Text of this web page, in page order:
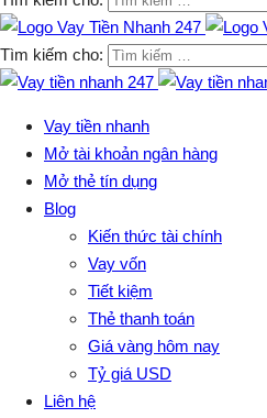
Tìm kiếm cho:
Vay tiền nhanh
Mở tài khoản ngân hàng
Mở thẻ tín dụng
Blog
Kiến thức tài chính
Vay vốn
Tiết kiệm
Thẻ thanh toán
Giá vàng hôm nay
Tỷ giá USD
Liên hệ